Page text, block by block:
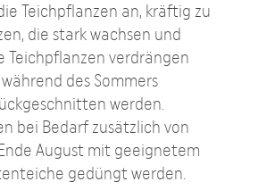
Teichpflanzen an, kräftig zu
die stark wachsen und
Teichpflanzen verdrängen
des Sommers
werden.
bei Bedarf zusätzlich von
August mit geeignetem
gedüngt werden.